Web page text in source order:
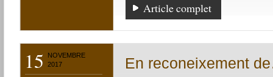
Article complet
15
NOVEMBRE
2017
En reconeixement